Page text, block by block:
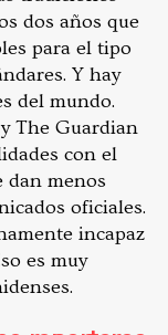
dos años que
para el tipo
Y hay
del mundo.
The Guardian
con el
dan menos
oficiales.
incapaz
es muy